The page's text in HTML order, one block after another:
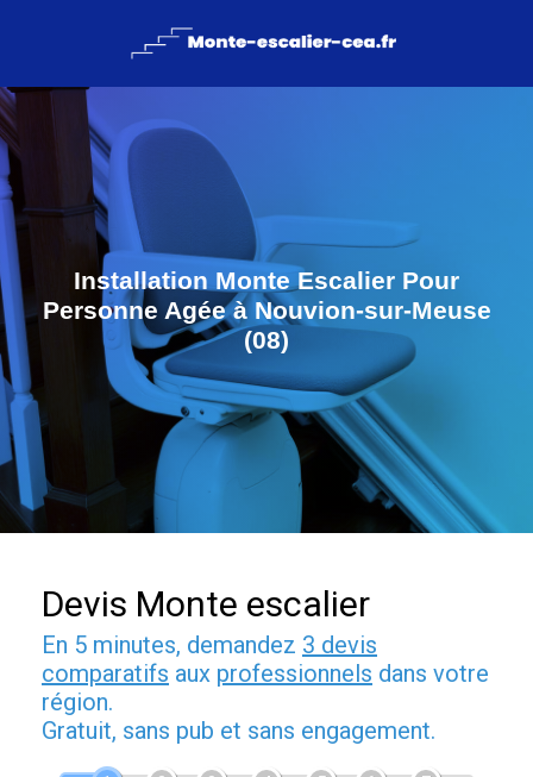
Installation Monte Escalier Pour
Personne Agée à Nouvion-sur-Meuse
(08)
Devis Monte escalier
En 5 minutes, demandez 3 devis
comparatifs aux professionnels dans votre
région.
Gratuit, sans pub et sans engagement.